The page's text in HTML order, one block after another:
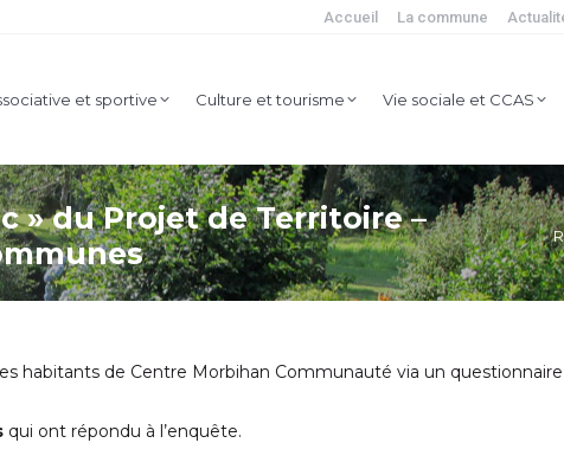
Accueil La commune
et sportive Culture et tourisme Vie sociale et CCAS
» du Projet de Territoire –
Vous êtes
habitants de Centre Morbihan Communauté via un
qui ont répondu à l’enquête.